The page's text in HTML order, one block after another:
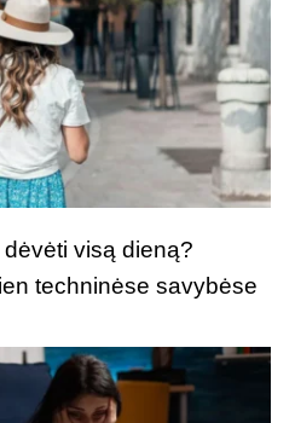
visą dieną?
techninėse savybėse